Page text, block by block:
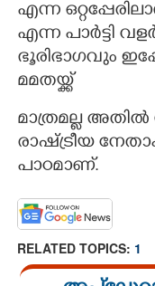
എന്ന
എന്ന പാർട്ടി
ഭൂരിഭാഗവും
മമതയ്ക്ക്
മാത്രമല്ല അതിൽ
രാഷ്ട്രീയ
പാഠമാണ്.
RELATED TOPICS: 1